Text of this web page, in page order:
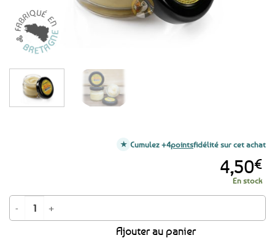
4,50€
En stock
quantité de Baume à lèvres au miel et fleurs de safran de Bretagne
Ajouter au panier
Cumulez +4pointsfidélité sur cet achat